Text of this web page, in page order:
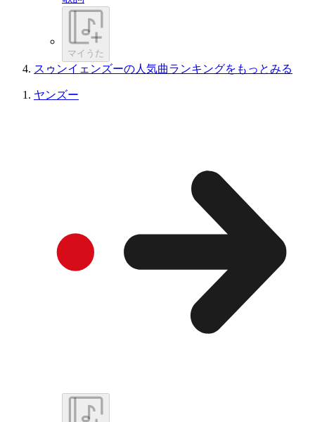
マイうた
スゥンイェンズーの人気曲ランキングをもっとみる
ヤンズー